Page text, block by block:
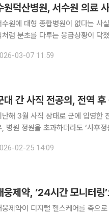
원덕산병원, 서수원 의료
수원에 대형 종합병원이 없다는 사
처럼 분초를 다투는 응급상황이 닥
03-07 11:59
대 간 사직 전공의, 전역 후
난해 3월 사직 상태로 군에 입영한
, 병원 정원을 초과하더라도 ‘사후
일 제2차 회의를 열고 이 같은 내
02-25 14:09
웅제약이 디지털 헬스케어를 축으